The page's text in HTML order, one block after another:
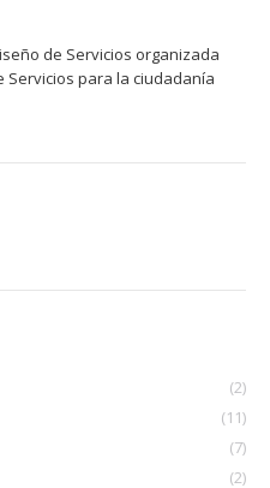
de Servicios organizada
Servicios para la ciudadanía
(2)
(11)
(7)
(2)